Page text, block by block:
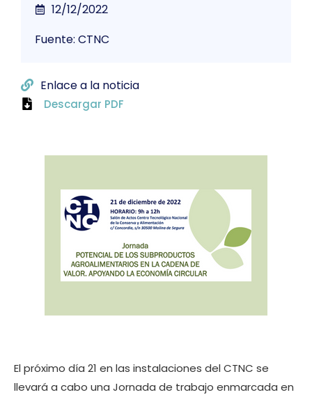
El próximo día 21 en las instalaciones del CTNC se
llevará a cabo una Jornada de trabajo enmarcada en
12/12/2022
Fuente: CTNC
Enlace a la noticia
Descargar PDF